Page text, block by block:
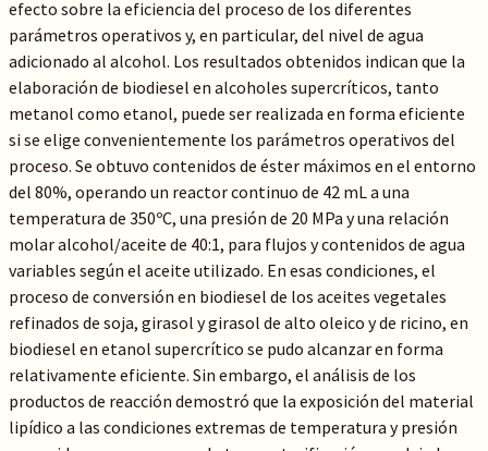
efecto sobre la eficiencia del proceso de los diferentes
parámetros operativos y, en particular, del nivel de agua
adicionado al alcohol. Los resultados obtenidos indican que la
elaboración de biodiesel en alcoholes supercríticos, tanto
metanol como etanol, puede ser realizada en forma eficiente
si se elige convenientemente los parámetros operativos del
proceso. Se obtuvo contenidos de éster máximos en el entorno
del 80%, operando un reactor continuo de 42 mL a una
temperatura de 350ºC, una presión de 20 MPa y una relación
molar alcohol/aceite de 40:1, para flujos y contenidos de agua
variables según el aceite utilizado. En esas condiciones, el
proceso de conversión en biodiesel de los aceites vegetales
refinados de soja, girasol y girasol de alto oleico y de ricino, en
biodiesel en etanol supercrítico se pudo alcanzar en forma
relativamente eficiente. Sin embargo, el análisis de los
productos de reacción demostró que la exposición del material
lipídico a las condiciones extremas de temperatura y presión